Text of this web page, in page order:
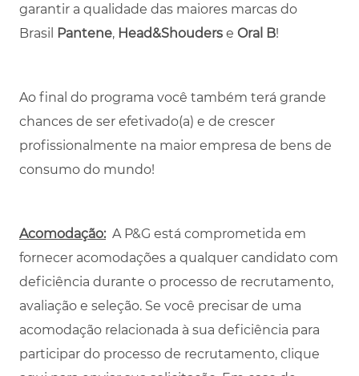
garantir a qualidade das maiores marcas do
Brasil Pantene, Head&Shouders e Oral B!
Ao final do programa você também terá grande
chances de ser efetivado(a) e de crescer
profissionalmente na maior empresa de bens de
consumo do mundo!
Acomodação:A P&G está comprometida em
fornecer acomodações a qualquer candidato com
deficiência durante o processo de recrutamento,
avaliação e seleção. Se você precisar de uma
acomodação relacionada à sua deficiência para
participar do processo de recrutamento, clique